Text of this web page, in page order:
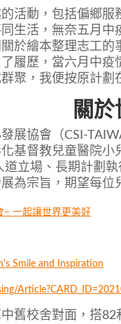
活動，包括偏鄉服
生活，無奈五月
於繪本整理志工
履歷，當六月中
聚，我便按原計劃
關
展協會（CSI-
基督教兒童醫院小
立場、長期計劃
為宗旨，期望每位
– 一起讓世界更美好
Smile and Inspiration
舊校舍對面，搭